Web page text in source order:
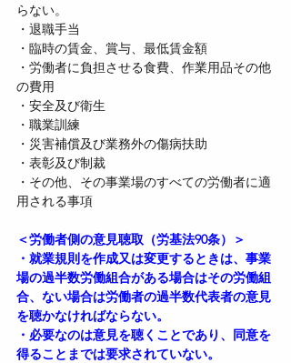
らない。
・退職手当
・臨時の賃金、賞与、最低賃金額
・労働者に負担させる食費、作業用品その他
の費用
・安全及び衛生
・職業訓練
・災害補償及び業務外の傷病扶助
・表彰及び制裁
・その他、その事業場のすべての労働者に適
用される事項
＜労働者側の意見聴取（労基法90条）＞
・就業規則を作成又は変更するときは、事業
場の過半数労働組合がある場合はその労働組
合、ない場合は労働者の過半数代表者の意見
を聴かなければならない。
・必要なのは意見を聴くことであり、同意を
得ることまでは要求されていない。